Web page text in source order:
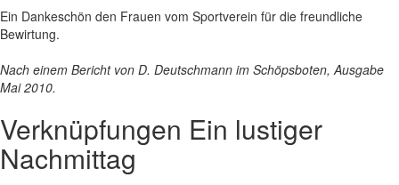
Ein Dankeschön den Frauen vom Sportverein für die freundliche
Bewirtung.
Nach einem Bericht von D. Deutschmann im Schöpsboten, Ausgabe
Mai 2010.
Verknüpfungen Ein lustiger
Nachmittag